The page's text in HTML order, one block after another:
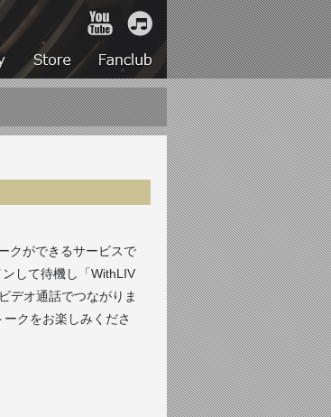
iTunes
YouTube
Discography
Store Fanclub
クができるサービスで
して待機し「WithLIV
デオ通話でつながりま
クをお楽しみくださ